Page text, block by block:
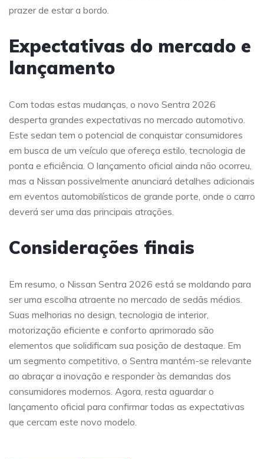
prazer de estar a bordo.
Expectativas do mercado e
lançamento
Com todas estas mudanças, o novo Sentra 2026
desperta grandes expectativas no mercado automotivo.
Este sedan tem o potencial de conquistar consumidores
em busca de um veículo que ofereça estilo, tecnologia de
ponta e eficiência. O lançamento oficial ainda não ocorreu,
mas a Nissan possivelmente anunciará detalhes adicionais
em eventos automobilísticos de grande porte, onde o carro
deverá ser uma das principais atrações.
Considerações finais
Em resumo, o Nissan Sentra 2026 está se moldando para
ser uma escolha atraente no mercado de sedãs médios.
Suas melhorias no design, tecnologia de interior,
motorização eficiente e conforto aprimorado são
elementos que solidificam sua posição de destaque. Em
um segmento competitivo, o Sentra mantém-se relevante
ao abraçar a inovação e responder às demandas dos
consumidores modernos. Agora, resta aguardar o
lançamento oficial para confirmar todas as expectativas
que cercam este novo modelo.